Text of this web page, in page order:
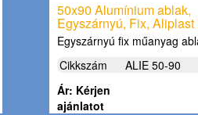
50x90 Alumínium ablak,
Egyszárnyú, Fix,
Egyszárnyú fix műanyag
Cikkszám
ALIE 50-90
Ár: Kérjen
ajánlatot